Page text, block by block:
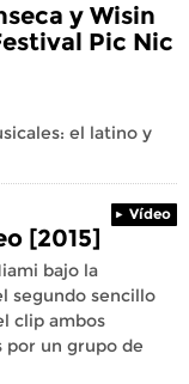
y Wisin
Pic Nic
el latino y
Vídeo
[2015]
bajo la
segundo sencillo
clip ambos
por un grupo de